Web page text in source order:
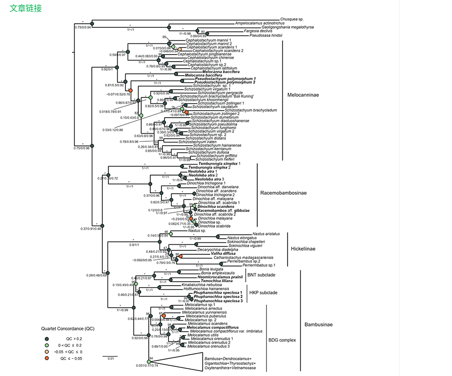
文章链接